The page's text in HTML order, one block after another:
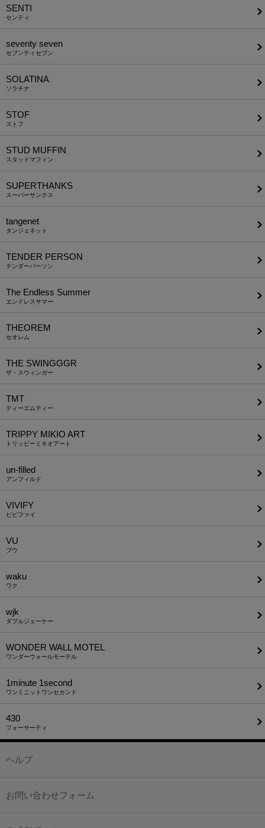
SENTI
センティ
seventy seven
セブンティセブン
SOLATINA
ソラチナ
STOF
ストフ
STUD MUFFIN
スタッドマフィン
SUPERTHANKS
スーパーサンクス
tangenet
タンジェネット
TENDER PERSON
テンダーパーソン
The Endless Summer
エンドレスサマー
THEOREM
セオレム
THE SWINGGGR
ザ・スウィンガー
TMT
ティーエムティー
TRIPPY MIKIO ART
トリッピーミキオアート
un-filled
アンフィルド
VIVIFY
ビビファイ
VU
ブウ
waku
ワク
wjk
ダブルジェーケー
WONDER WALL MOTEL
ワンダーウォールモーテル
1minute​ 1second
ワンミニットワンセカンド
430
フォーサーティ
ヘルプ
お問い合わせフォーム